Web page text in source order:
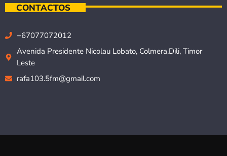
CONTACTOS
+67077072012
Avenida Presidente Nicolau Lobato, Colmera,Dili, Timor
Leste
rafa103.5fm@gmail.com